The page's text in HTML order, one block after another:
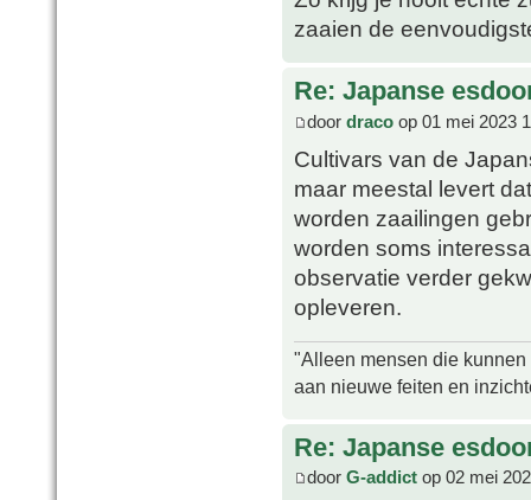
zaaien de
Re: Japanse
door draco op 01 mei 2023
Cultivars van de
maar meestal levert
worden zaailingen
worden soms
observatie verder
opleveren.
"Alleen mensen die
aan nieuwe feiten en
Re: Japanse
door G-addict op 02 mei